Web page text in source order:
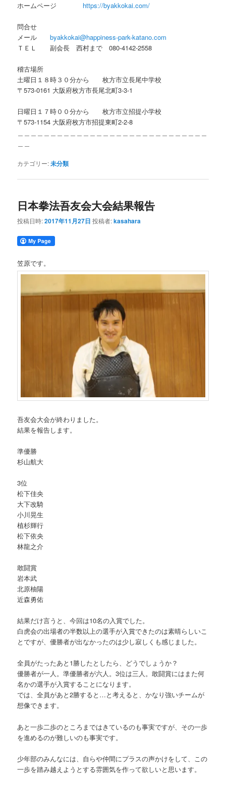
ホームページ https://byakkokai.com/
問合せ
メールbyakkokai@happiness-park-katano.com
ＴＥＬ 副会長 西村まで 080-4142-2558
稽古場所
土曜日１８時３０分から 枚方市立長尾中学校
〒573-0161 大阪府枚方市長尾北町3-3-1
日曜日１７時００分から 枚方市立招提小学校
〒573-1154 大阪府枚方市招提東町2-2-8
カテゴリー:未分類
日本拳法吾友会大会結果報告
投稿日時:2017年11月27日 投稿者:kasahara
笠原です。
吾友会大会が終わりました。
結果を報告します。
準優勝
杉山航大
3位
松下佳央
大下改騎
小川晃生
植杉輝行
松下依央
林龍之介
敢闘賞
岩本武
北原柚陽
近森勇佑
結果だけ言うと、今回は10名の入賞でした。
白虎会の出場者の半数以上の選手が入賞できたのは素晴らしいこ
とですが、優勝者が出なかったのは少し寂しくも感じました。
全員がたったあと1勝したとしたら、どうでしょうか？
優勝者が一人。準優勝者が六人。3位は三人。敢闘賞にはまた何
名かの選手が入賞することになります。
では、全員があと2勝すると…と考えると、かなり強いチームが
想像できます。
あと一歩二歩のところまではきているのも事実ですが、その一歩
を進めるのが難しいのも事実です。
少年部のみんなには、自らや仲間にプラスの声かけをして、この
一歩を踏み越えようとする雰囲気を作って欲しいと思います。